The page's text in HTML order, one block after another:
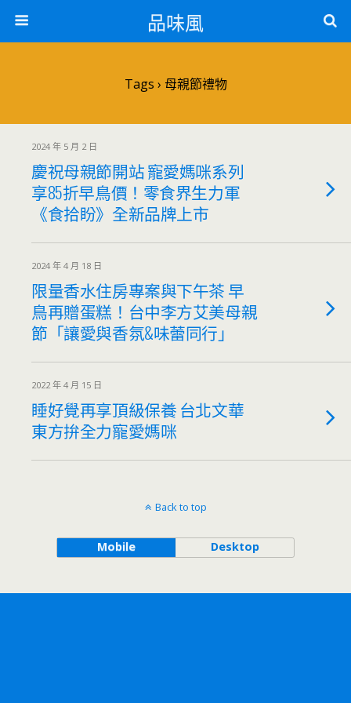
品味風
Tags › 母親節禮物
2024 年 5 月 2 日
慶祝母親節開站 寵愛媽咪系列
享85折早鳥價！零食界生力軍
《食拾盼》全新品牌上市
2024 年 4 月 18 日
限量香水住房專案與下午茶 早
鳥再贈蛋糕！台中李方艾美母親
節「讓愛與香氛&味蕾同行」
2022 年 4 月 15 日
睡好覺再享頂級保養 台北文華
東方拚全力寵愛媽咪
Back to top
Mobile Desktop